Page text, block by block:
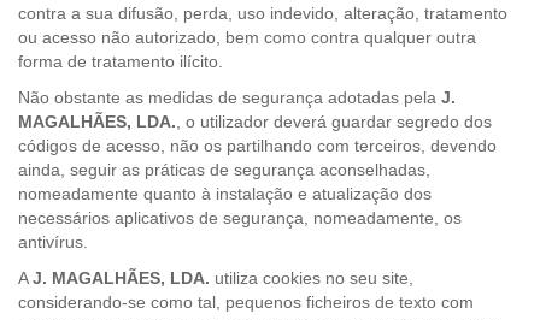
contra a sua difusão, perda, uso indevido, alteração, tratamento
ou acesso não autorizado, bem como contra qualquer outra
forma de tratamento ilícito.
Não obstante as medidas de segurança adotadas pela J.
MAGALHÃES, LDA., o utilizador deverá guardar segredo dos
códigos de acesso, não os partilhando com terceiros, devendo
ainda, seguir as práticas de segurança aconselhadas,
nomeadamente quanto à instalação e atualização dos
necessários aplicativos de segurança, nomeadamente, os
antivírus.
AJ. MAGALHÃES, LDA. utiliza cookies no seu site,
considerando-se como tal, pequenos ficheiros de texto com